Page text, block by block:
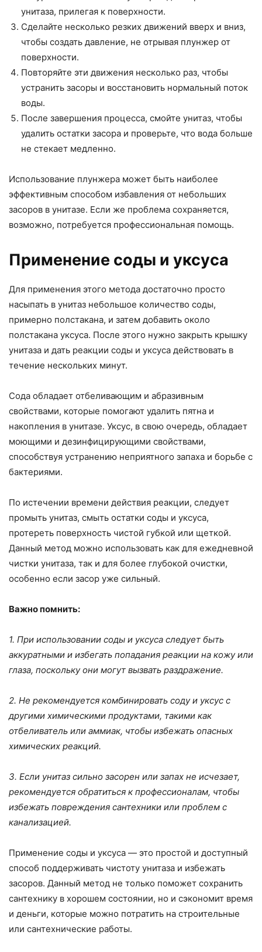
унитаза, прилегая к поверхности.
Сделайте несколько резких движений вверх и вниз,
чтобы создать давление, не отрывая плунжер от
поверхности.
Повторяйте эти движения несколько раз, чтобы
устранить засоры и восстановить нормальный поток
воды.
После завершения процесса, смойте унитаз, чтобы
удалить остатки засора и проверьте, что вода больше
не стекает медленно.
Использование плунжера может быть наиболее
эффективным способом избавления от небольших
засоров в унитазе. Если же проблема сохраняется,
возможно, потребуется профессиональная помощь.
Применение соды и уксуса
Для применения этого метода достаточно просто
насыпать в унитаз небольшое количество соды,
примерно полстакана, и затем добавить около
полстакана уксуса. После этого нужно закрыть крышку
унитаза и дать реакции соды и уксуса действовать в
течение нескольких минут.
Сода обладает отбеливающим и абразивным
свойствами, которые помогают удалить пятна и
накопления в унитазе. Уксус, в свою очередь, обладает
моющими и дезинфицирующими свойствами,
способствуя устранению неприятного запаха и борьбе с
бактериями.
По истечении времени действия реакции, следует
промыть унитаз, смыть остатки соды и уксуса,
протереть поверхность чистой губкой или щеткой.
Данный метод можно использовать как для ежедневной
чистки унитаза, так и для более глубокой очистки,
особенно если засор уже сильный.
Важно помнить:
1. При использовании соды и уксуса следует быть
аккуратными и избегать попадания реакции на кожу или
глаза, поскольку они могут вызвать раздражение.
2. Не рекомендуется комбинировать соду и уксус с
другими химическими продуктами, такими как
отбеливатель или аммиак, чтобы избежать опасных
химических реакций.
3. Если унитаз сильно засорен или запах не исчезает,
рекомендуется обратиться к профессионалам, чтобы
избежать повреждения сантехники или проблем с
канализацией.
Применение соды и уксуса — это простой и доступный
способ поддерживать чистоту унитаза и избежать
засоров. Данный метод не только поможет сохранить
сантехнику в хорошем состоянии, но и сэкономит время
и деньги, которые можно потратить на строительные
или сантехнические работы.